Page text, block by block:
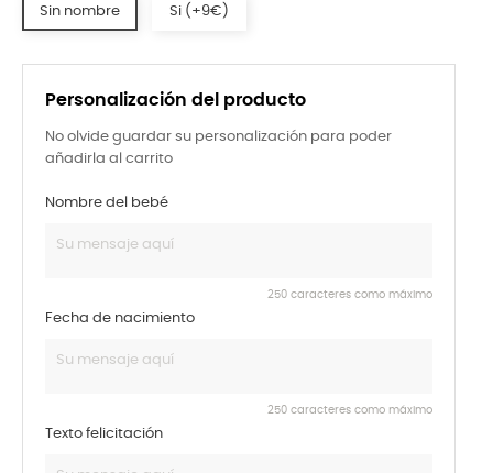
Personalización del producto
No olvide guardar su personalización para poder
añadirla al carrito
Nombre del bebé
250 caracteres como máximo
Fecha de nacimiento
250 caracteres como máximo
Texto felicitación
Sin nombre Si (+9€)